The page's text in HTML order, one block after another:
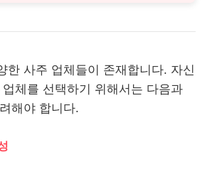
한 사주 업체들이 존재합니다. 자신
체를 선택하기 위해서는 다음과
해야 합니다.